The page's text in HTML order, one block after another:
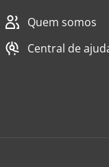
Quem somos
Central de